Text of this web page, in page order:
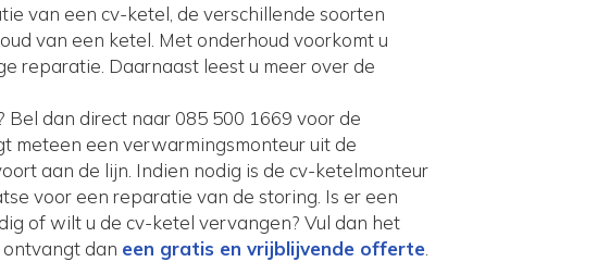
van een cv-ketel, de verschillende soorten
van een ketel. Met onderhoud voorkomt u
reparatie. Daarnaast leest u meer over de
Bel dan direct naar 085 500 1669 voor de
meteen een verwarmingsmonteur uit de
aan de lijn. Indien nodig is de cv-ketelmonteur
voor een reparatie van de storing. Is er een
of wilt u de cv-ketel vervangen? Vul dan het
dan een gratis en vrijblijvende offerte